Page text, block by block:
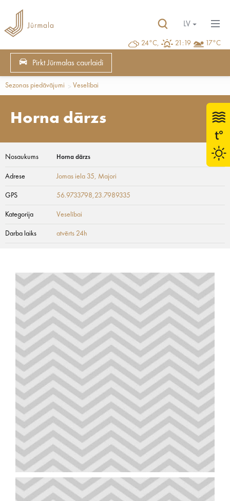
24°C, 21:19 17°C
LV
Pirkt Jūrmalas caurlaidi
Sezonas piedāvājumi Veselībai
Horna dārzs
Nosaukums Horna dārzs
Adrese Jomas iela 35, Majori
GPS 56.9733798,23.7989335
Kategorija Veselībai
Darba laiks atvērts 24h